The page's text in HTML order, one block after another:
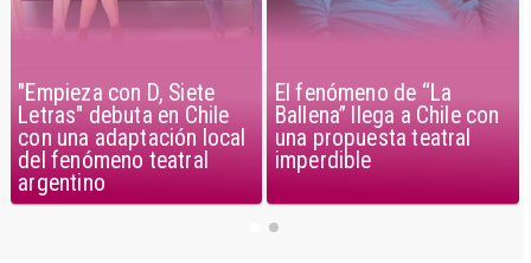
"Empieza con D, Siete
Letras" debuta en Chile
con una adaptación local
del fenómeno teatral
argentino
El fenómeno de “La
Ballena” llega a Chile con
una propuesta teatral
imperdible